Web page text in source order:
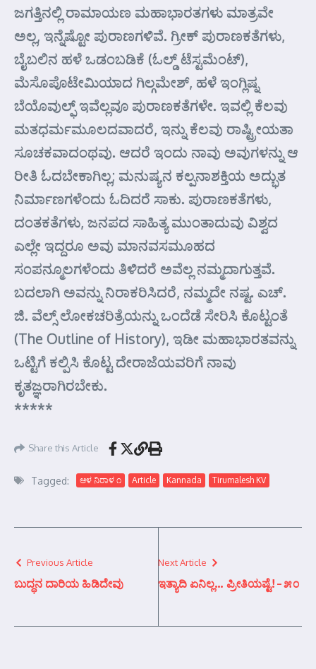
ಜಗತ್ತಿನಲ್ಲಿ ರಾಮಾಯಣ ಮಹಾಭಾರತಗಳು ಮಾತ್ರವೇ
ಅಲ್ಲ, ಇನ್ನೆಷ್ಟೋ ಪುರಾಣಗಳಿವೆ. ಗ್ರೀಕ್ ಪುರಾಣಕತೆಗಳು,
ಬೈಬಲಿನ ಹಳೆ ಒಡಂಬಡಿಕೆ (ಓಲ್ಡ್ ಟೆಸ್ಟಮೆಂಟ್),
ಮೆಸೊಪೊಟೇಮಿಯಾದ ಗಿಲ್ಗಮೇಶ್, ಹಳೆ ಇಂಗ್ಲಿಷ್ನ
ಬೆಯೊವುಲ್ಫ್ ಇವೆಲ್ಲವೂ ಪುರಾಣಕತೆಗಳೇ. ಇವಲ್ಲಿ ಕೆಲವು
ಮತಧರ್ಮಮೂಲದವಾದರೆ, ಇನ್ನು ಕೆಲವು ರಾಷ್ಟ್ರೀಯತಾ
ಸೂಚಕವಾದಂಥವು. ಆದರೆ ಇಂದು ನಾವು ಅವುಗಳನ್ನು ಆ
ರೀತಿ ಓದಬೇಕಾಗಿಲ್ಲ; ಮನುಷ್ಯನ ಕಲ್ಪನಾಶಕ್ತಿಯ ಅದ್ಭುತ
ನಿರ್ಮಾಣಗಳೆಂದು ಓದಿದರೆ ಸಾಕು. ಪುರಾಣಕತೆಗಳು,
ದಂತಕತೆಗಳು, ಜನಪದ ಸಾಹಿತ್ಯ ಮುಂತಾದುವು ವಿಶ್ವದ
ಎಲ್ಲೇ ಇದ್ದರೂ ಅವು ಮಾನವಸಮೂಹದ
ಸಂಪನ್ಮೂಲಗಳೆಂದು ತಿಳಿದರೆ ಅವೆಲ್ಲ ನಮ್ಮದಾಗುತ್ತವೆ.
ಬದಲಾಗಿ ಅವನ್ನು ನಿರಾಕರಿಸಿದರೆ, ನಮ್ಮದೇ ನಷ್ಟ. ಎಚ್.
ಜಿ. ವೆಲ್ಸ್ ಲೋಕಚರಿತ್ರೆಯನ್ನು ಒಂದೆಡೆ ಸೇರಿಸಿ ಕೊಟ್ಟಂತೆ
(The Outline of History), ಇಡೀ ಮಹಾಭಾರತವನ್ನು
ಒಟ್ಟಿಗೆ ಕಲ್ಪಿಸಿ ಕೊಟ್ಟ ದೇರಾಜೆಯವರಿಗೆ ನಾವು
ಕೃತಜ್ಞರಾಗಿರಬೇಕು.
*****
Share this Article
Tagged: ಆಳ ನಿರಾಳ ೧ Article Kannada Tirumalesh KV
Previous Article
ಬುದ್ಧನ ದಾರಿಯ ಹಿಡಿದೇವು
Next Article
ಇತ್ಯಾದಿ ಏನಿಲ್ಲ… ಪ್ರೀತಿಯಷ್ಟೆ! – ೫೦